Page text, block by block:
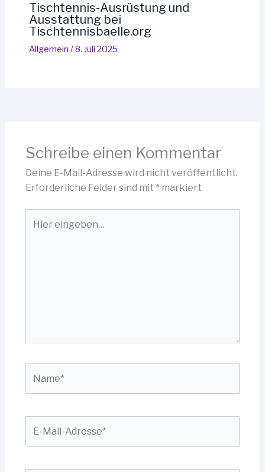
Tischtennis-Ausrüstung und
Ausstattung bei
Tischtennisbaelle.org
Allgemein /8. Juli 2025
Schreibe einen Kommentar
Deine E-Mail-Adresse wird nicht veröffentlicht.
Erforderliche Felder sind mit * markiert
eingeben…
Mail-